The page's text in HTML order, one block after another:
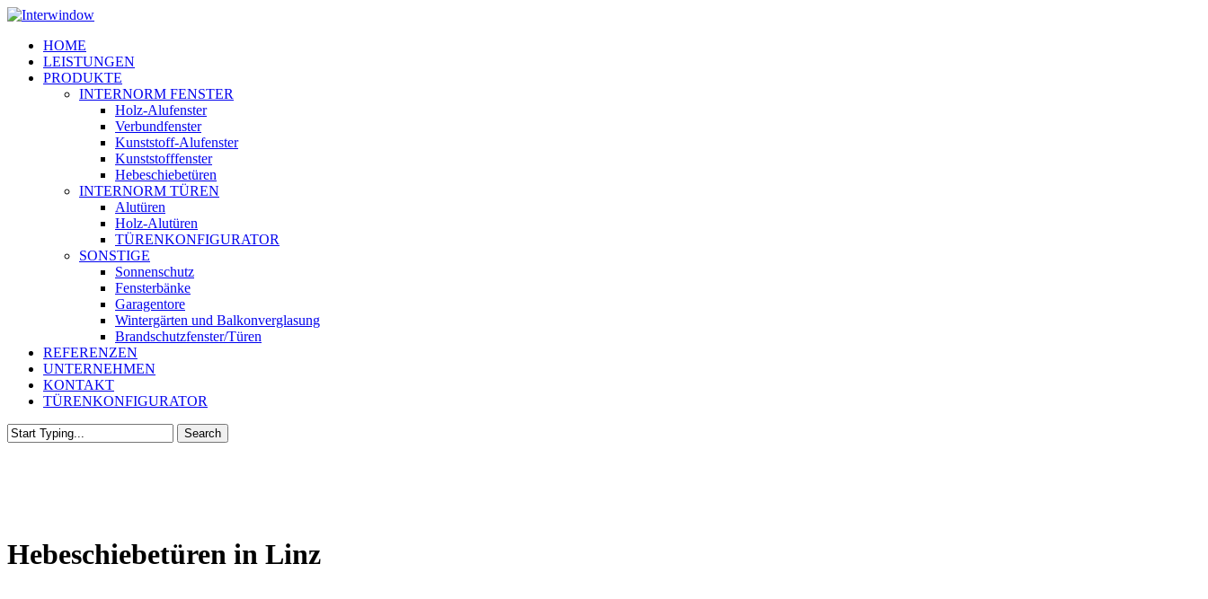
Skip
main
content
Menu
HOME
LEISTUNGEN
PRODUKTE
INTERNORM FENSTER
Holz-Alufenster
Verbundfenster
Kunststoff-Alufenster
Kunststofffenster
Hebeschiebetüren
INTERNORM TÜREN
Alutüren
Holz-Alutüren
TÜRENKONFIGURATOR
SONSTIGE
Sonnenschutz
Fensterbänke
Garagentore
Wintergärten und Balkonverglasung
Brandschutzfenster/Türen
REFERENZEN
UNTERNEHMEN
KONTAKT
TÜRENKONFIGURATOR
Search
Hebeschiebetüren in Linz